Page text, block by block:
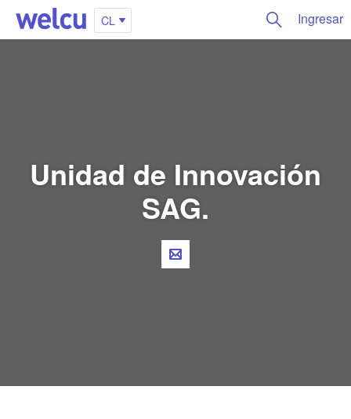
CL Ingresar
Unidad de Innovación
SAG.